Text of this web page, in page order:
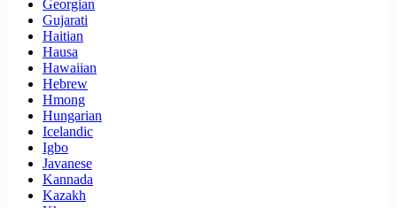
Georgian
Gujarati
Haitian
Hausa
Hawaiian
Hebrew
Hmong
Hungarian
Icelandic
Igbo
Javanese
Kannada
Kazakh